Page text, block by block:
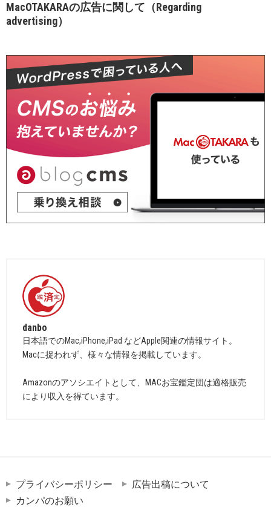
MacOTAKARAの広告に関して（Regarding
advertising）
danbo
日本語でのMac,iPhone,iPad などApple関連の情報サイト。
Macに捉われず、様々な情報を掲載しています。
Amazonのアソシエイトとして、MACお宝鑑定団は適格販売
により収入を得ています。
プライバシーポリシー
広告出稿について
カンパのお願い